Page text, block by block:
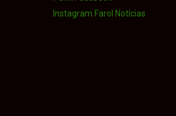
Instagram Farol Notícias